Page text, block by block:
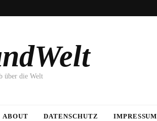
über die Welt
ABOUT DATENSCHUTZ IMPRESSUM